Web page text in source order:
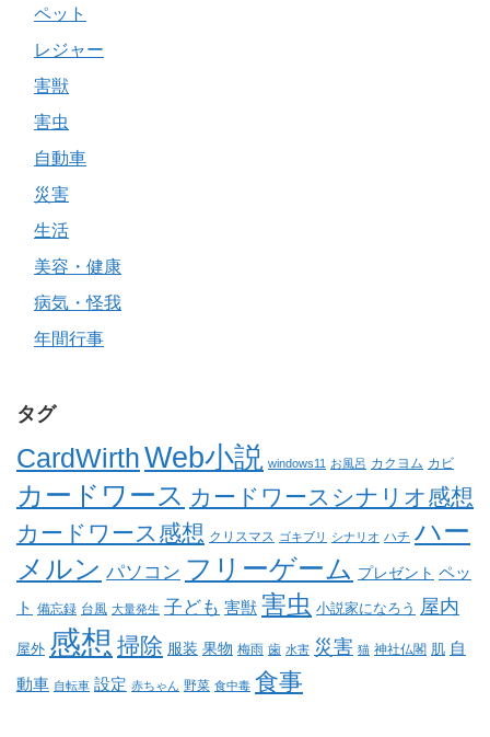
ペット
レジャー
害獣
害虫
自動車
災害
生活
美容・健康
病気・怪我
年間行事
タグ
CardWirthWeb小説 windows11 お風呂 カクヨム カビ
カードワース カードワースシナリオ感想
カードワース感想 クリスマス ゴキブリ シナリオ ハチ ハー
メルン パソコン フリーゲーム プレゼント ペッ
ト 備忘録 台風 大量発生 子ども 害獣 害虫 小説家になろう 屋内
屋外 感想 掃除 服装 果物 梅雨 歯 水害 災害 猫 神社仏閣 肌 自
動車 自転車 設定 赤ちゃん 野菜 食中毒 食事